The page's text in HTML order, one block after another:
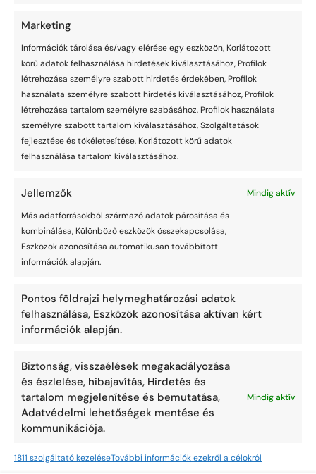
Marketing
Információk tárolása és/vagy elérése egy eszközön, Korlátozott
körű adatok felhasználása hirdetések kiválasztásához, Profilok
létrehozása személyre szabott hirdetés érdekében, Profilok
használata személyre szabott hirdetés kiválasztásához, Profilok
létrehozása tartalom személyre szabásához, Profilok használata
személyre szabott tartalom kiválasztásához, Szolgáltatások
fejlesztése és tökéletesítése, Korlátozott körű adatok
felhasználása tartalom kiválasztásához.
Jellemzők
Mindig aktív
Más adatforrásokból származó adatok párosítása és
kombinálása, Különböző eszközök összekapcsolása,
Eszközök azonosítása automatikusan továbbított
információk alapján.
Pontos földrajzi helymeghatározási adatok
felhasználása, Eszközök azonosítása aktívan kért
információk alapján.
Biztonság, visszaélések megakadályozása
és észlelése, hibajavítás, Hirdetés és
tartalom megjelenítése és bemutatása,
Adatvédelmi lehetőségek mentése és
kommunikációja.
Mindig aktív
1811 szolgáltató kezeléseTovábbi információk ezekről a célokról
Formanyomtatványok
Titoktartási nyilatkozat minta
Munkalap minta
Adásvételi nyilatkozat minta
Sitemap
Portfólió
Blog
Shop (hamarosan)
Kapcsolat
Jogi
Cookie Szabályzat
Impresszum
Branding
Hivatkozások
dreasure support
dreasure auth
dreasure storage
dreasure clothing
Kábelfésű.hu
NoraFlow
hamarosan